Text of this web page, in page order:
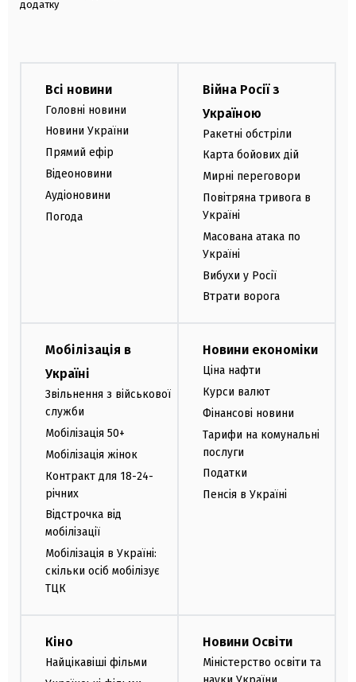
додатку
Всі новини
Головні новини
Новини України
Прямий ефір
Відеоновини
Аудіоновини
Погода
Війна Росії з
Україною
Ракетні обстріли
Карта бойових дій
Мирні переговори
Повітряна тривога в
Україні
Масована атака по
Україні
Вибухи у Росії
Втрати ворога
Мобілізація в
Україні
Звільнення з військової
служби
Мобілізація 50+
Мобілізація жінок
Контракт для 18-24-
річних
Відстрочка від
мобілізації
Мобілізація в Україні:
скільки осіб мобілізує
ТЦК
Новини економіки
Ціна нафти
Курси валют
Фінансові новини
Тарифи на комунальні
послуги
Податки
Пенсія в Україні
Кіно
Найцікавіші фільми
Новини Освіти
Міністерство освіти та